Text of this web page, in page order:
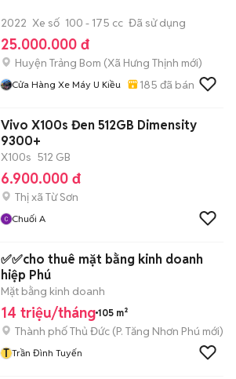
2022 Xe số 100 - 175 cc Đã sử dụng
25.000.000 đ
Huyện Trảng Bom (Xã Hưng Thịnh mới)
Cửa Hàng Xe Máy U Kiều 185 đã bán
Vivo X100s Đen 512GB Dimensity
9300+
X100s 512 GB
6.900.000 đ
Thị xã Từ Sơn
Chuối A
✅✅cho thuê mặt bằng kinh doanh
hiệp Phú
Mặt bằng kinh doanh
14 triệu/tháng 105 m²
Thành phố Thủ Đức (P. Tăng Nhơn Phú mới)
T Trần Đình Tuyến